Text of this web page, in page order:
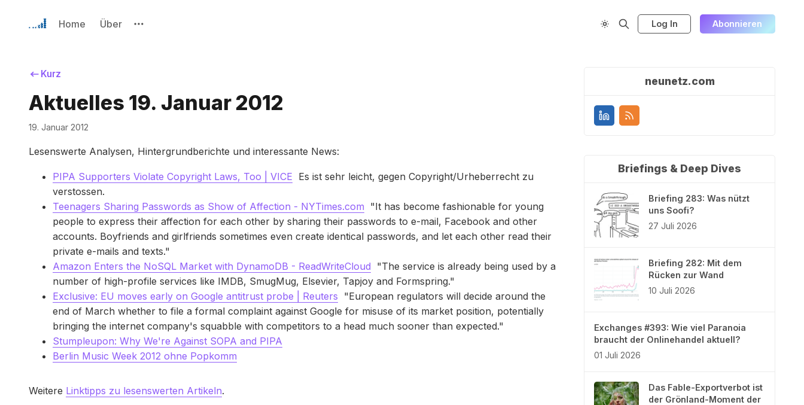
Home Über Log In Abonnieren
Kurz
Aktuelles 19. Januar 2012
19. Januar 2012
Lesenswerte Analysen, Hintergrundberichte und interessante News:
PIPA Supporters Violate Copyright Laws, Too | VICE Es ist sehr leicht, gegen Copyright/Urheberrecht zu
verstossen.
Teenagers Sharing Passwords as Show of Affection - NYTimes.com "It has become fashionable for young
people to express their affection for each other by sharing their passwords to e-mail, Facebook and other
accounts. Boyfriends and girlfriends sometimes even create identical passwords, and let each other read their
private e-mails and texts."
Amazon Enters the NoSQL Market with DynamoDB - ReadWriteCloud "The service is already being used by a
number of high-profile services like IMDB, SmugMug, Elsevier, Tapjoy and Formspring."
Exclusive: EU moves early on Google antitrust probe | Reuters "European regulators will decide around the
end of March whether to file a formal complaint against Google for misuse of its market position, potentially
bringing the internet company's squabble with competitors to a head much sooner than expected."
Stumpleupon: Why We're Against SOPA and PIPA
Berlin Music Week 2012 ohne Popkomm
Weitere Linktipps zu lesenswerten Artikeln.
neunetz.com
Briefings & Deep Dives
Briefing 283: Was nützt
uns Soofi?
27 Juli 2026
Briefing 282: Mit dem
Rücken zur Wand
10 Juli 2026
Exchanges #393: Wie viel Paranoia
braucht der Onlinehandel aktuell?
01 Juli 2026
Das Fable-Exportverbot ist
der Grönland-Moment der